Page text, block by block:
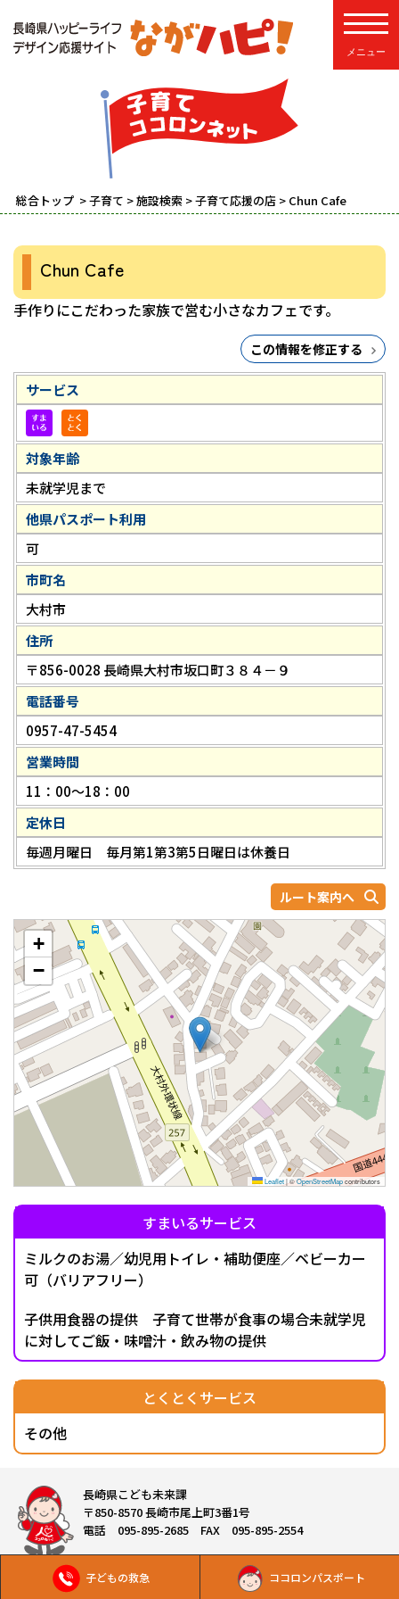
子どもの救急 ココロンパスポート
総合トップ >子育て >施設検索 >子育て応援の店 > Chun Cafe
Chun Cafe
手作りにこだわった家族で営む小さなカフェです。
この情報を修正する
サービス
対象年齢
未就学児まで
他県パスポート利用
可
市町名
大村市
住所
〒856-0028 長崎県大村市坂口町３８４－９
電話番号
0957-47-5454
営業時間
11：00～18：00
定休日
毎週月曜日 毎月第1第3第5日曜日は休養日
ルート案内へ
+
−
Leaflet|©OpenStreetMapcontributors
すまいるサービス
ミルクのお湯／幼児用トイレ・補助便座／ベビーカー
可（バリアフリー）
子供用食器の提供 子育て世帯が食事の場合未就学児
に対してご飯・味噌汁・飲み物の提供
とくとくサービス
その他
長崎県こども未来課
〒850-8570 長崎市尾上町3番1号
電話 095-895-2685 FAX 095-895-2554
Copyright © 長崎県こども未来課 All Rights Reserved.